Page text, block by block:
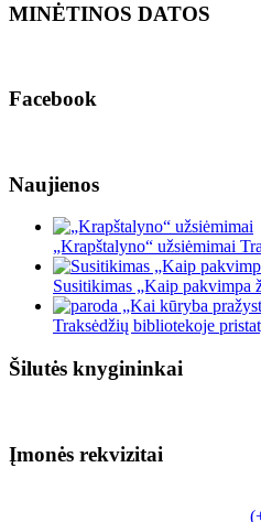
MINĖTINOS DATOS
Facebook
Naujienos
„Krapštalyno“ užsiėmimai
Susitikimas „Kaip pakvimpa
Traksėdžių bibliotekoje
Šilutės knygininkai
Įmonės rekvizitai